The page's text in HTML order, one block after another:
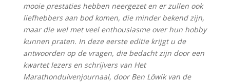
mooie prestaties hebben neergezet en er zullen ook
liefhebbers aan bod komen, die minder bekend zijn,
maar die wel met veel enthousiasme over hun hobby
kunnen praten. In deze eerste editie krijgt u de
antwoorden op de vragen, die bedacht zijn door een
kwartet lezers en schrijvers van Het
Marathonduivenjournaal, door Ben Löwik van de